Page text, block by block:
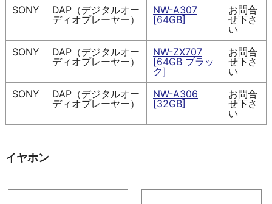
SONY
DAP（デジタルオー
ディオプレーヤー）
NW-A307
[64GB]
お問合
せ下さ
い
SONY
DAP（デジタルオー
ディオプレーヤー）
NW-ZX707
[64GB ブラッ
ク]
お問合
せ下さ
い
SONY
DAP（デジタルオー
ディオプレーヤー）
NW-A306
[32GB]
お問合
せ下さ
い
イヤホン